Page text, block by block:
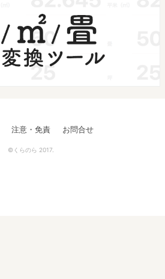
注意・免責 お問合せ
©くらのら 2017.